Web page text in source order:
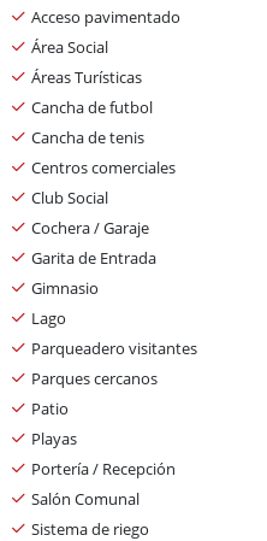
Acceso pavimentado
Área Social
Áreas Turísticas
Cancha de futbol
Cancha de tenis
Centros comerciales
Club Social
Cochera / Garaje
Garita de Entrada
Gimnasio
Lago
Parqueadero visitantes
Parques cercanos
Patio
Playas
Portería / Recepción
Salón Comunal
Sistema de riego